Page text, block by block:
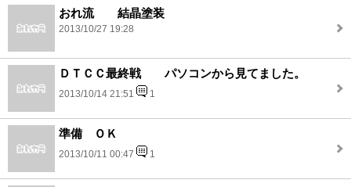
おれ流 結晶塗装
2013/10/27 19:28
ＤＴＣＣ最終戦 パソコンから見てました。
2013/10/14 21:51 1
準備 ＯＫ
2013/10/11 00:47 1